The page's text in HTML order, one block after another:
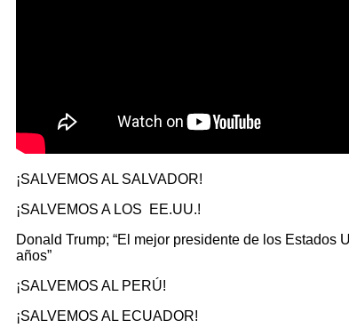
¡SALVEMOS AL SALVADOR!
¡SALVEMOS A LOS EE.UU.!
Donald Trump; “El mejor presidente de los Estados
años”
¡SALVEMOS AL PERÚ!
¡SALVEMOS AL ECUADOR!